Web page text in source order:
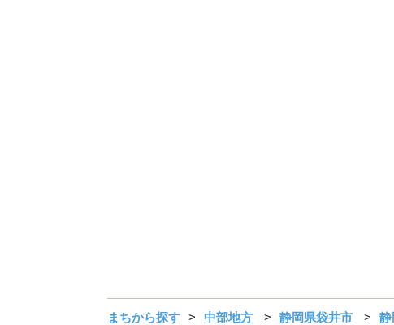
まちから探す 中部地方 静岡県袋井市
静